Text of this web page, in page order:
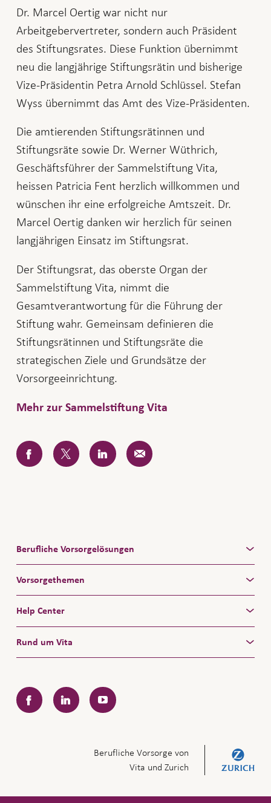
Dr. Marcel Oertig war nicht nur
Arbeitgebervertreter, sondern auch Präsident
des Stiftungsrates. Diese Funktion übernimmt
neu die langjährige Stiftungsrätin und bisherige
Vize-Präsidentin Petra Arnold Schlüssel. Stefan
Wyss übernimmt das Amt des Vize-Präsidenten.
Die amtierenden Stiftungsrätinnen und
Stiftungsräte sowie Dr. Werner Wüthrich,
Geschäftsführer der Sammelstiftung Vita,
heissen Patricia Fent herzlich willkommen und
wünschen ihr eine erfolgreiche Amtszeit. Dr.
Marcel Oertig danken wir herzlich für seinen
langjährigen Einsatz im Stiftungsrat.
Der Stiftungsrat, das oberste Organ der
Sammelstiftung Vita, nimmt die
Gesamtverantwortung für die Führung der
Stiftung wahr. Gemeinsam definieren die
Stiftungsrätinnen und Stiftungsräte die
strategischen Ziele und Grundsätze der
Vorsorgeeinrichtung.
Mehr zur Sammelstiftung Vita
FacebookTwitter LinkedIn
E-
Mail
Berufliche Vorsorgelösungen
Vorsorgethemen
Help Center
Rund um Vita
FacebookLinkedInYouTube
Berufliche Vorsorge von
Vita und Zurich